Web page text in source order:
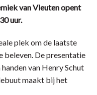
van Vleuten opent
uur.
plek om de laatste
beleven. De presentatie
van Henry Schut
maakt bij het